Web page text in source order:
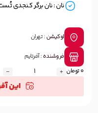
نان : نان برگر کنجدی
لوکیشن :تهران
فروشنده :آفرتایم
0 تومان
این